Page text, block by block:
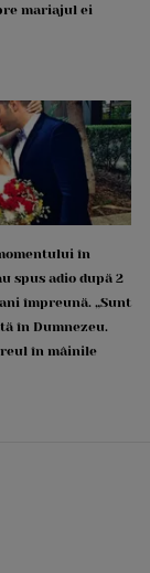
mariajul ei
în
spus adio după 2
împreună. „Sunt
în Dumnezeu.
în mâinile